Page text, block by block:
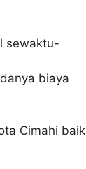
sewaktu-
biaya
Cimahi baik